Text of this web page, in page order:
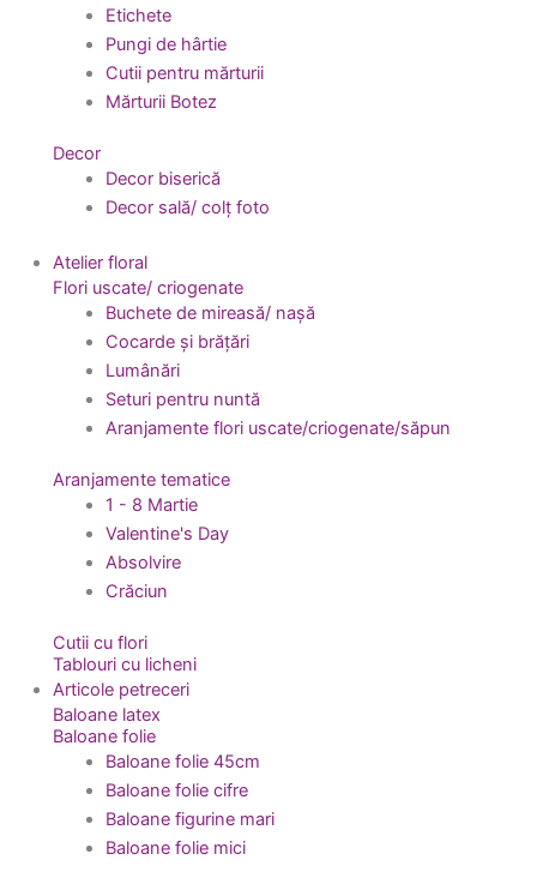
Etichete
Pungi de hârtie
Cutii pentru mărturii
Mărturii Botez
Decor
Decor biserică
Decor sală/ colț foto
Atelier floral
Flori uscate/ criogenate
Buchete de mireasă/ nașă
Cocarde și brățări
Lumânări
Seturi pentru nuntă
Aranjamente flori uscate/criogenate/săpun
Aranjamente tematice
1 - 8 Martie
Valentine's Day
Absolvire
Crăciun
Cutii cu flori
Tablouri cu licheni
Articole petreceri
Baloane latex
Baloane folie
Baloane folie 45cm
Baloane folie cifre
Baloane figurine mari
Baloane folie mici